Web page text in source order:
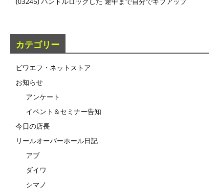
カテゴリー
ビワエフ・ネットストア
お知らせ
アンケート
イベント＆セミナー告知
今日の店長
リールオーバーホール日記
アブ
ダイワ
シマノ